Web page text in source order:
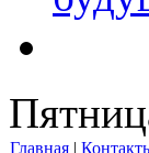
Главная |